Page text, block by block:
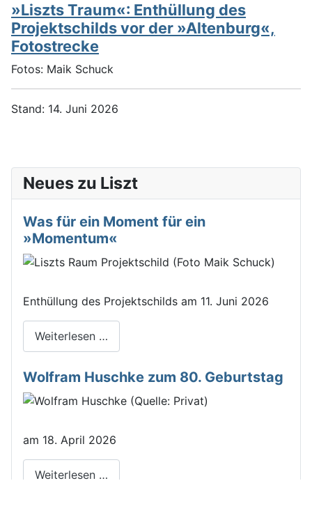
»Liszts Traum«: Enthüllung des
Projektschilds vor der »Altenburg«,
Fotostrecke
Fotos: Maik Schuck
Stand: 14. Juni 2026
Neues zu Liszt
Was für ein Moment für ein
»Momentum«
Enthüllung des Projektschilds am 11. Juni 2026
Weiterlesen …
Wolfram Huschke zum 80. Geburtstag
am 18. April 2026
Weiterlesen …